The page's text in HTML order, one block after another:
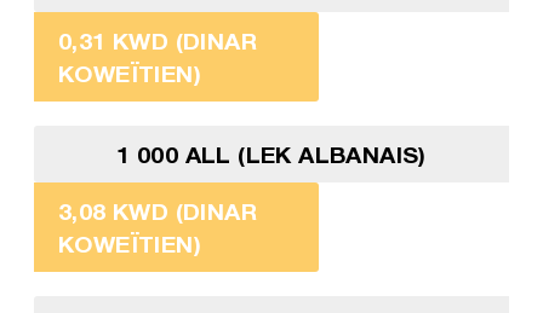
0,31 KWD (DINAR
KOWEÏTIEN)
1 000 ALL (LEK ALBANAIS)
3,08 KWD (DINAR
KOWEÏTIEN)